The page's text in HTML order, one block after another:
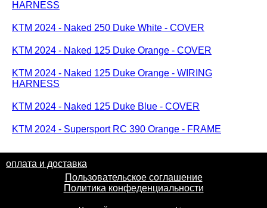
HARNESS
KTM 2024 - Naked 250 Duke White - COVER
KTM 2024 - Naked 125 Duke Orange - COVER
KTM 2024 - Naked 125 Duke Orange - WIRING
HARNESS
KTM 2024 - Naked 125 Duke Blue - COVER
KTM 2024 - Supersport RC 390 Orange - FRAME
оплата и доставка
Пользовательское соглашение
Политика конфеденциальности